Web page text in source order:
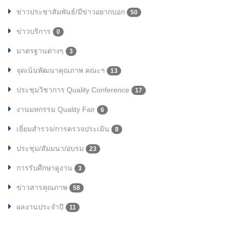
ข่าวประชาสัมพันธ์/มีข่าวอยากบอก 50
ข่าวบริการ 0
มาตรฐานต่างๆ 3
จุดเน้นพัฒนาคุณภาพ คณะฯ 13
ประชุมวิชาการ Quality Conference 17
งานมหกรรม Quality Fair 6
เยี่ยมสำรวจ/การตรวจประเมิน 8
ประชุม/สัมมนา/อบรม 23
การรับศึกษาดูงาน 3
ข่าวสารคุณภาพ 58
ผลงานประจำปี 11